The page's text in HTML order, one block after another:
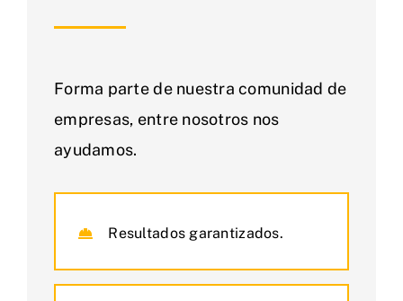
Forma parte de nuestra comunidad de
empresas, entre nosotros nos
ayudamos.
Resultados garantizados.